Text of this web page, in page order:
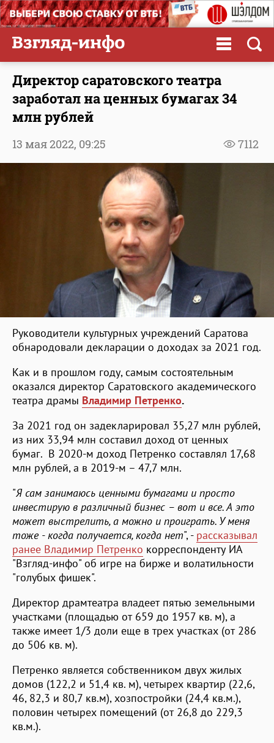
Директор саратовского театра
заработал на ценных бумагах 34
млн рублей
7112
13 мая 2022, 09:25
Руководители культурных учреждений Саратова
обнародовали декларации о доходах за 2021 год.
Как и в прошлом году, самым состоятельным
оказался директор Саратовского академического
театра драмы Владимир Петренко.
За 2021 год он задекларировал 35,27 млн рублей,
из них 33,94 млн составил доход от ценных
бумаг. В 2020-м доход Петренко составлял 17,68
млн рублей, а в 2019-м – 47,7 млн.
"Я сам занимаюсь ценными бумагами и просто
инвестирую в различный бизнес – вот и все. А это
может выстрелить, а можно и проиграть. У меня
тоже - когда получается, когда нет", - рассказывал
ранее Владимир Петренко корреспонденту ИА
"Взгляд-инфо" об игре на бирже и волатильности
"голубых фишек".
Директор драмтеатра владеет пятью земельными
участками (площадью от 659 до 1957 кв. м), а
также имеет 1/3 доли еще в трех участках (от 286
до 506 кв. м).
Петренко является собственником двух жилых
домов (122,2 и 51,4 кв. м), четырех квартир (22,6,
46, 82,3 и 80,7 кв.м), хозпостройки (24,4 кв.м.),
половин четырех помещений (от 26,8 до 229,3
кв.м.).